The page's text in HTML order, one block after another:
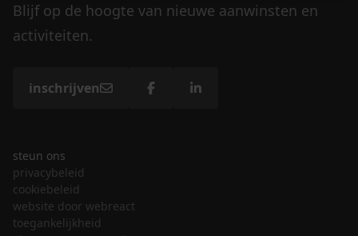
Blijf op de hoogte van nieuwe aanwinsten en
activiteiten.
inschrijven
steun ons
privacybeleid
cookiebeleid
website door webreact
toegankelijkheid